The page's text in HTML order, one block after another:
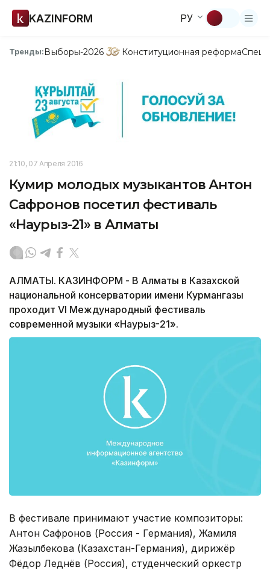
KAZINFORM РУ
Тренды:Выборы-2026 Конституционная реформа
21:10, 07 Апреля 2016
Кумир молодых музыкантов Антон
Сафронов посетил фестиваль
«Наурыз-21» в Алматы
АЛМАТЫ. КАЗИНФОРМ - В Алматы в Казахской
национальной консерватории имени Курмангазы
проходит VI Международный фестиваль
современной музыки «Наурыз-21».
В фестивале принимают участие композиторы:
Антон Сафронов (Россия - Германия), Жамиля
Жазылбекова (Казахстан-Германия), дирижёр
Фёдор Леднёв (Россия), студенческий оркестр